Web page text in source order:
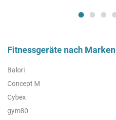
Fitnessgeräte nach Marken
Balori
Concept M
Cybex
gym80